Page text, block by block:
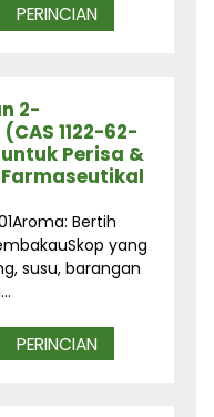
PERINCIAN
2-
1122-62-
untuk Perisa &
Bertih
yang
susu, barangan
PERINCIAN